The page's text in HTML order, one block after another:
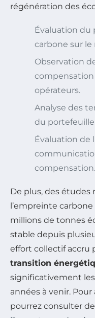
régénération des
Évaluation du
carbone sur le
Observation
compensation
opérateurs.
Analyse des
du
Évaluation de
compensation.
De plus, des
l’empreinte
millions de tonnes
stable depuis
effort collectif accru
transition
significativement
années à venir.
pourrez consulter